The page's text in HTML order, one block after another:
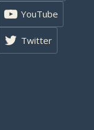
YouTube
Twitter